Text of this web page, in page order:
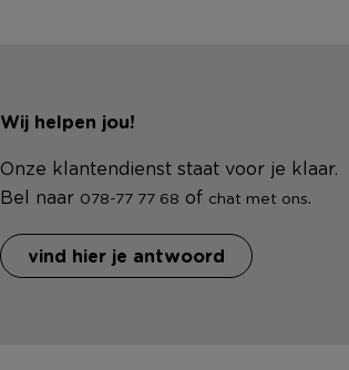
Wij helpen jou!
Onze klantendienst staat voor je klaar.
Bel naar 078-77 77 68 of chat met ons.
vind hier je antwoord